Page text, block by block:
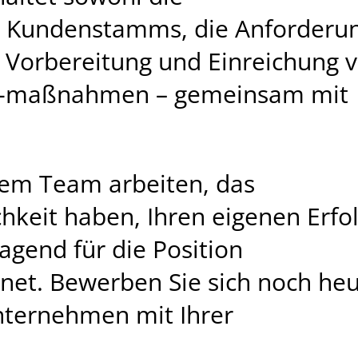
die
und Einreichung
– gemeinsam mit
Team arbeiten, das
haben, Ihren eigenen
für die Position
Bewerben Sie sich noch
mit Ihrer